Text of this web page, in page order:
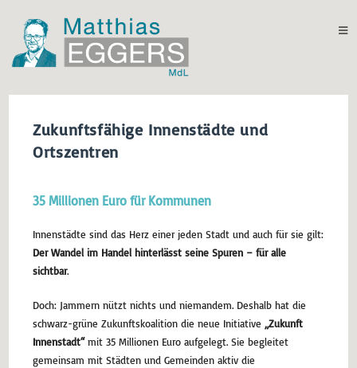
Zukunftsfähige Innenstädte und
Ortszentren
35 Millionen Euro für Kommunen
Innenstädte sind das Herz einer jeden Stadt und auch für sie gilt:
Der Wandel im Handel hinterlässt seine Spuren – für alle
sichtbar.
Doch: Jammern nützt nichts und niemandem. Deshalb hat die
schwarz-grüne Zukunftskoalition die neue Initiative „Zukunft
Innenstadt“mit 35 Millionen Euro aufgelegt. Sie begleitet
gemeinsam mit Städten und Gemeinden aktiv die